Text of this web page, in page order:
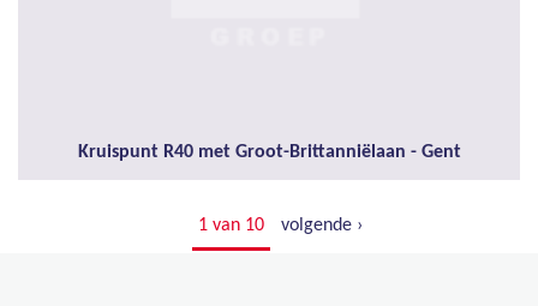
Kruis­punt R40 met Groot-Brit­tan­ni­ëlaan - Gent
1 van 10 volgende ›